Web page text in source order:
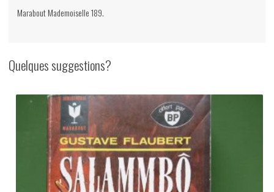
1964
Marabout Mademoiselle 189.
Quelques suggestions?